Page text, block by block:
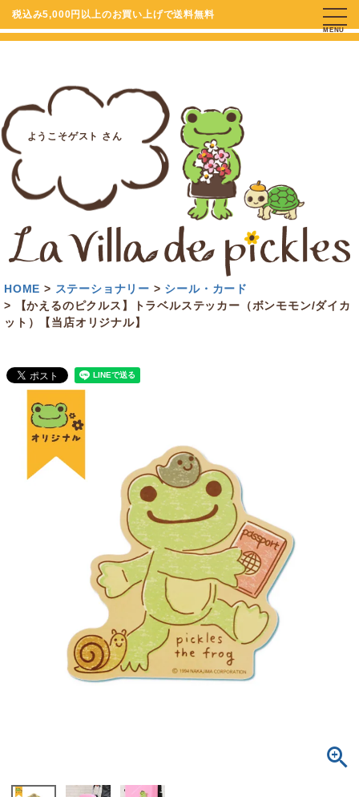
税込み5,000円以上のお買い上げで送料無料
ようこそゲスト さん
MENU
HOME ステーショナリー
シール・カード
【かえるのピクルス】トラベルステッカー（ボンモモン/ダイカ
ット）【当店オリジナル】